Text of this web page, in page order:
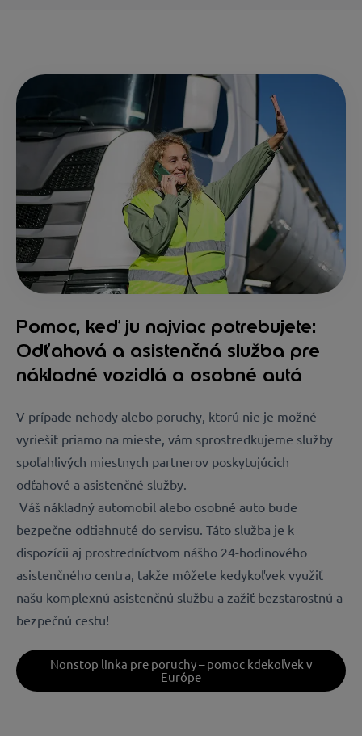
Pomoc, keď ju najviac potrebujete:
Odťahová a asistenčná služba pre
nákladné vozidlá a osobné autá
V prípade nehody alebo poruchy, ktorú nie je možné
vyriešiť priamo na mieste, vám sprostredkujeme služby
spoľahlivých miestnych partnerov poskytujúcich
odťahové a asistenčné služby.
Váš nákladný automobil alebo osobné auto bude
bezpečne odtiahnuté do servisu. Táto služba je k
dispozícii aj prostredníctvom nášho 24-hodinového
asistenčného centra, takže môžete kedykoľvek využiť
našu komplexnú asistenčnú službu a zažiť bezstarostnú a
bezpečnú cestu!
Nonstop linka pre poruchy – pomoc kdekoľvek v
Európe